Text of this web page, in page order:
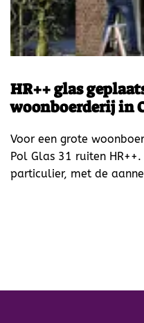
HR++ glas
woonboerderij in
Voor een grote
Pol Glas 31 ruiten
particulier, met de